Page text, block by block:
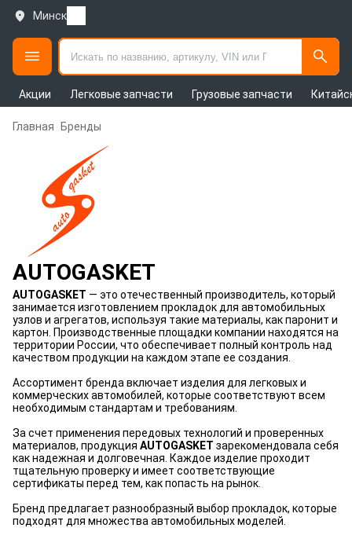
Минск
Акции Легковые запчасти Грузовые запчасти
Главная Бренды
AUTOGASKET
AUTOGASKET — это отечественный производитель, который
занимается изготовлением прокладок для автомобильных
узлов и агрегатов, используя такие материалы, как паронит и
картон. Производственные площадки компании находятся на
территории России, что обеспечивает полный контроль над
качеством продукции на каждом этапе ее создания.
Ассортимент бренда включает изделия для легковых и
коммерческих автомобилей, которые соответствуют всем
необходимым стандартам и требованиям.
За счет применения передовых технологий и проверенных
материалов, продукция AUTOGASKET зарекомендовала себя
как надежная и долговечная. Каждое изделие проходит
тщательную проверку и имеет соответствующие
сертификаты перед тем, как попасть на рынок.
Бренд предлагает разнообразный выбор прокладок, которые
подходят для множества автомобильных моделей.